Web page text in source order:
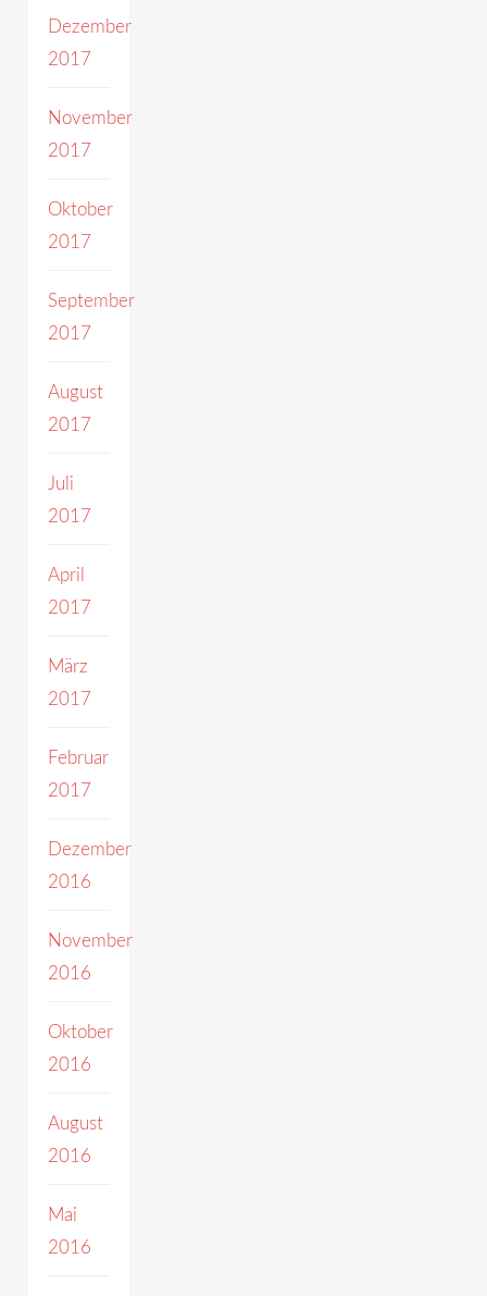
Dezember
2017
November
2017
Oktober
2017
September
2017
August
2017
Juli
2017
April
2017
März
2017
Februar
2017
Dezember
2016
November
2016
Oktober
2016
August
2016
Mai
2016